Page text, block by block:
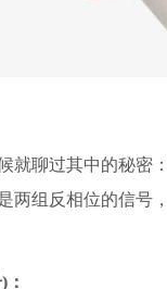
就聊过其中的秘密
两组反相位的信号